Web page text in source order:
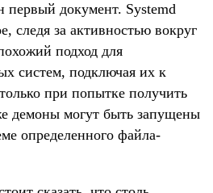
первый документ. Systemd
следя за активностью вокруг
подход для
систем, подключая их к
при попытке получить
демоны могут быть запущены
определенного файла-